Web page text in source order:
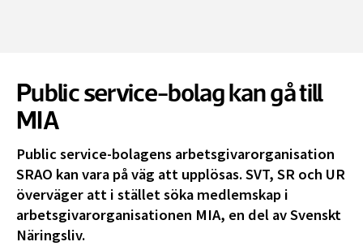
Public service-bolag kan gå till
MIA
Public service-bolagens arbetsgivarorganisation
SRAO kan vara på väg att upplösas. SVT, SR och UR
överväger att i stället söka medlemskap i
arbetsgivarorganisationen MIA, en del av Svenskt
Näringsliv.